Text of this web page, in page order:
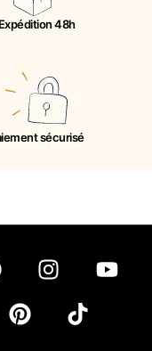
Expédition 48h
sécurisé